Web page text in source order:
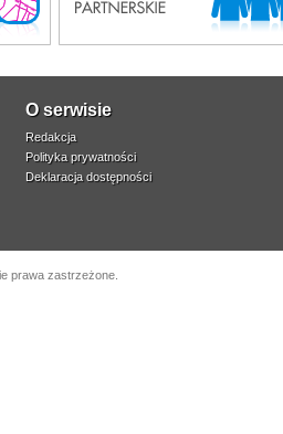
O serwisie
Redakcja
Polityka prywatności
Deklaracja dostępności
prawa zastrzeżone.